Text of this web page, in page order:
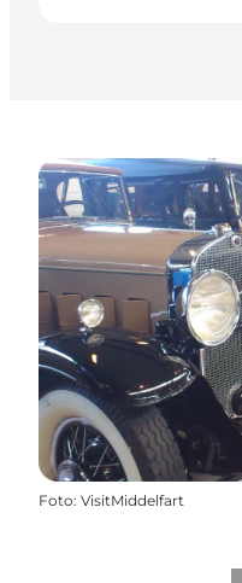
Foto: VisitMiddelfart